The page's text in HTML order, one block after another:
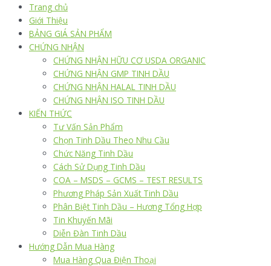
Trang chủ
Giới Thiệu
BẢNG GIÁ SẢN PHẨM
CHỨNG NHẬN
CHỨNG NHẬN HỮU CƠ USDA ORGANIC
CHỨNG NHẬN GMP TINH DẦU
CHỨNG NHẬN HALAL TINH DẦU
CHỨNG NHẬN ISO TINH DẦU
KIẾN THỨC
Tư Vấn Sản Phẩm
Chọn Tinh Dầu Theo Nhu Cầu
Chức Năng Tinh Dầu
Cách Sử Dụng Tinh Dầu
COA – MSDS – GCMS – TEST RESULTS
Phương Pháp Sản Xuất Tinh Dầu
Phân Biệt Tinh Dầu – Hương Tổng Hợp
Tin Khuyến Mãi
Diễn Đàn Tinh Dầu
Hướng Dẫn Mua Hàng
Mua Hàng Qua Điện Thoại